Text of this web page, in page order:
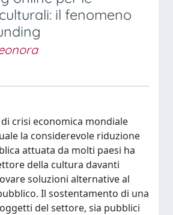
il fenomeno
crisi economica mondiale
la considerevole riduzione
attuata da molti paesi ha
della cultura davanti
soluzioni alternative al
Il sostentamento di una
del settore, sia pubblici